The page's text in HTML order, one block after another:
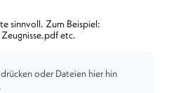
sinnvoll. Zum Beispiel:
etc.
oder Dateien hier hin